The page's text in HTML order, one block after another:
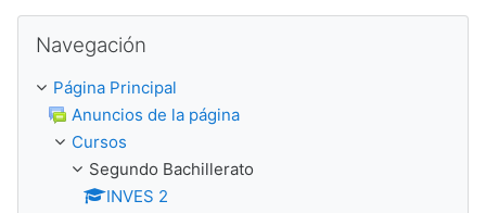
Navegación
Página Principal
Anuncios de la página
Cursos
Segundo Bachillerato
INVES 2